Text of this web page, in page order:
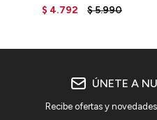
Tekela v4 - ST3FDF4 -
$ 4.792 $5.990
ÚNETE A
Recibe ofertas y